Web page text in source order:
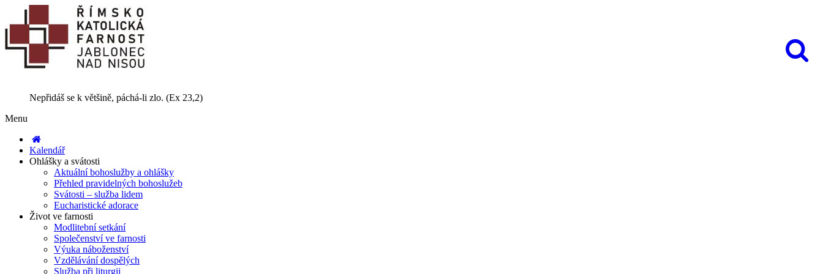
Nepřidáš se k většině, páchá-li zlo. (Ex 23,2)
Menu
Kalendář
Ohlášky a svátosti
Aktuální bohoslužby a ohlášky
Přehled pravidelných bohoslužeb
Svátosti – služba lidem
Eucharistické adorace
Život ve farnosti
Modlitební setkání
Společenství ve farnosti
Výuka náboženství
Vzdělávání dospělých
Služba při liturgii